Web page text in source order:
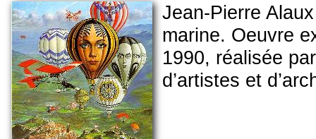
Jean-Pierre
marine. Oeuvre
1990, réalisée
d’artistes et